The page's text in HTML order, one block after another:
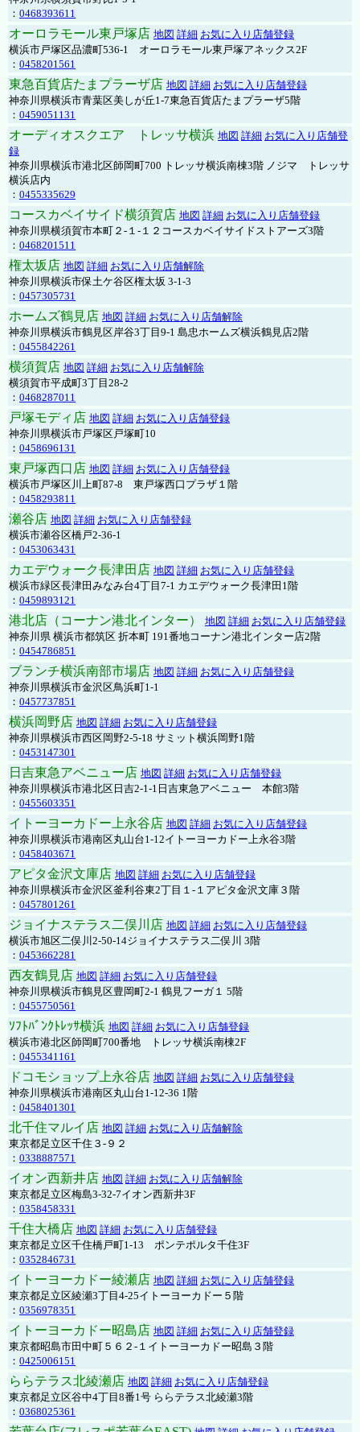
： 0468393611
オーロラモール東戸塚店 地図 詳細 お気に入り店舗登録
横浜市戸塚区品濃町536-1 オーロラモール東戸塚アネックス2F
： 0458201561
東急百貨店たまプラーザ店 地図 詳細 お気に入り店舗登録
神奈川県横浜市青葉区美しが丘1-7東急百貨店たまプラーザ5階
： 0459051131
オーディオスクエア トレッサ横浜 地図 詳細 お気に入り店舗登
録
神奈川県横浜市港北区師岡町700 トレッサ横浜南棟3階 ノジマ トレッサ
横浜店内
： 0455335629
コースカベイサイド横須賀店 地図 詳細 お気に入り店舗登録
神奈川県横須賀市本町２-１-１２コースカベイサイドストアーズ3階
： 0468201511
権太坂店 地図 詳細 お気に入り店舗解除
神奈川県横浜市保土ケ谷区権太坂 3-1-3
： 0457305731
ホームズ鶴見店 地図 詳細 お気に入り店舗解除
神奈川県横浜市鶴見区岸谷3丁目9-1 島忠ホームズ横浜鶴見店2階
： 0455842261
横須賀店 地図 詳細 お気に入り店舗解除
横須賀市平成町3丁目28-2
： 0468287011
戸塚モディ店 地図 詳細 お気に入り店舗登録
神奈川県横浜市戸塚区戸塚町10
： 0458696131
東戸塚西口店 地図 詳細 お気に入り店舗登録
横浜市戸塚区川上町87-8 東戸塚西口プラザ１階
： 0458293811
瀬谷店 地図 詳細 お気に入り店舗登録
横浜市瀬谷区橋戸2-36-1
： 0453063431
カエデウォーク長津田店 地図 詳細 お気に入り店舗登録
横浜市緑区長津田みなみ台4丁目7-1 カエデウォーク長津田1階
： 0459893121
港北店（コーナン港北インター） 地図 詳細 お気に入り店舗登録
神奈川県 横浜市都筑区 折本町 191番地コーナン港北インター店2階
： 0454786851
ブランチ横浜南部市場店 地図 詳細 お気に入り店舗登録
神奈川県横浜市金沢区鳥浜町1-1
： 0457737851
横浜岡野店 地図 詳細 お気に入り店舗登録
神奈川県横浜市西区岡野2-5-18 サミット横浜岡野1階
： 0453147301
日吉東急アベニュー店 地図 詳細 お気に入り店舗登録
神奈川県横浜市港北区日吉2-1-1日吉東急アベニュー 本館3階
： 0455603351
イトーヨーカドー上永谷店 地図 詳細 お気に入り店舗登録
神奈川県横浜市港南区丸山台1-12イトーヨーカドー上永谷3階
： 0458403671
アピタ金沢文庫店 地図 詳細 お気に入り店舗登録
神奈川県横浜市金沢区釜利谷東2丁目１-１アピタ金沢文庫３階
： 0457801261
ジョイナステラス二俣川店 地図 詳細 お気に入り店舗登録
横浜市旭区二俣川2-50-14ジョイナステラス二俣川 3階
： 0453662281
西友鶴見店 地図 詳細 お気に入り店舗登録
神奈川県横浜市鶴見区豊岡町2-1 鶴見フーガ１ 5階
： 0455750561
ｿﾌﾄﾊﾞﾝｸﾄﾚｯｻ横浜 地図 詳細 お気に入り店舗登録
横浜市港北区師岡町700番地 トレッサ横浜南棟2F
： 0455341161
ドコモショップ上永谷店 地図 詳細 お気に入り店舗登録
神奈川県横浜市港南区丸山台1-12-36 1階
： 0458401301
北千住マルイ店 地図 詳細 お気に入り店舗解除
東京都足立区千住３-９２
： 0338887571
イオン西新井店 地図 詳細 お気に入り店舗解除
東京都足立区梅島3-32-7イオン西新井3F
： 0358458331
千住大橋店 地図 詳細 お気に入り店舗登録
東京都足立区千住橋戸町1-13 ポンテポルタ千住3F
： 0352846731
イトーヨーカドー綾瀬店 地図 詳細 お気に入り店舗登録
東京都足立区綾瀬3丁目4-25イトーヨーカドー５階
： 0356978351
イトーヨーカドー昭島店 地図 詳細 お気に入り店舗登録
東京都昭島市田中町５６２-１イトーヨーカドー昭島３階
： 0425006151
ららテラス北綾瀬店 地図 詳細 お気に入り店舗登録
東京都足立区谷中4丁目8番1号 ららテラス北綾瀬3階
： 0368025361